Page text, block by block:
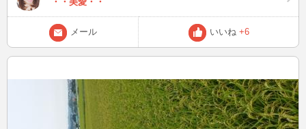
だけじゃなくいっぱい構ってください♡ 楽しみにしてまあす😋💕
メール いいね +6